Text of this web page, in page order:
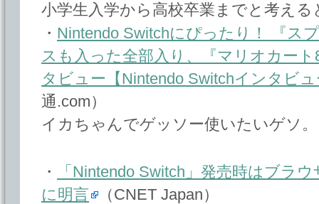
小学生入学から高校卒業までと考え
・ Nintendo Switchにぴったり！ 『ス
スも入った全部入り、『マリオカー
タビュー【Nintendo Switchインタビ
通.com）
イカちゃんでゲッソー使いたいゲソ。
・
「Nintendo Switch」発売時はブラ
に明言
（CNET Japan）